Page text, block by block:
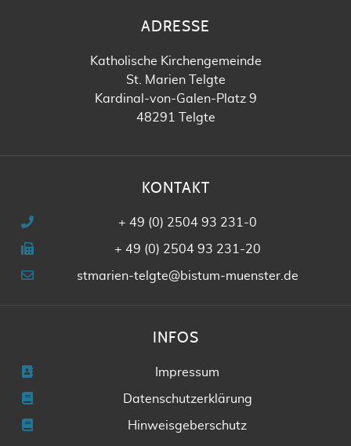
ADRESSE
Katholische Kirchengemeinde
St. Marien Telgte
Kardinal-von-Galen-Platz 9
48291 Telgte
KONTAKT
+ 49 (0) 2504 93 231-0
+ 49 (0) 2504 93 231-20
stmarien-telgte@bistum-muenster.de
INFOS
Impressum
Datenschutzerklärung
Hinweisgeberschutz